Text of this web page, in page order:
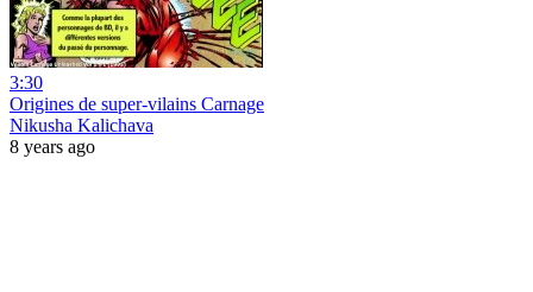
3:30
Origines de super-vilains Carnage
Nikusha Kalichava
8 years ago